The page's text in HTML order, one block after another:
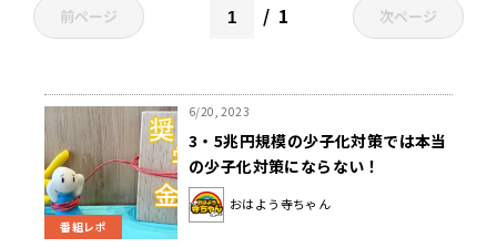
前ページ 1 次ページ
番組レポ
6/20, 2023
3・5兆円規模の少子化対策では本当
の少子化対策にならない！
おはよう寺ちゃん